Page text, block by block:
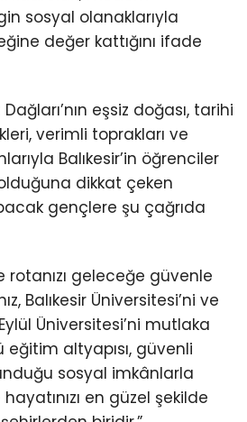
sosyal olanaklarıyla
değer kattığını ifade
Dağları’nın eşsiz doğası, tarihi
verimli toprakları ve
Balıkesir’in öğrenciler
dikkat çeken
gençlere şu çağrıda
rotanızı geleceğe güvenle
Balıkesir Üniversitesi’ni ve
Üniversitesi’ni mutlaka
eğitim altyapısı, güvenli
sosyal imkânlarla
en güzel şekilde